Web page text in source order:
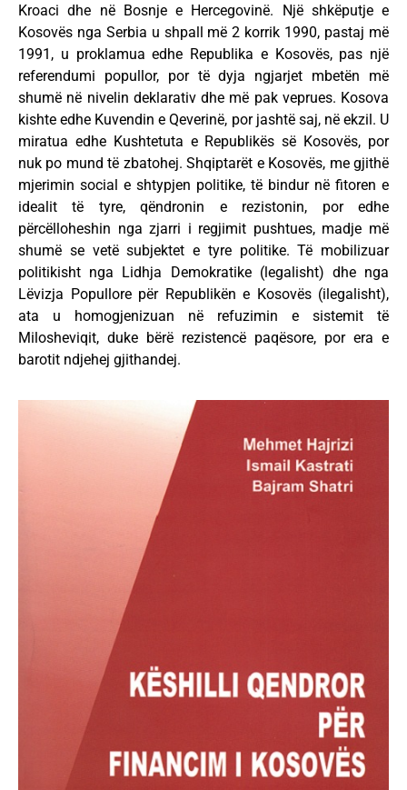
Kroaci dhe në Bosnje e Hercegovinë. Një shkëputje e
Kosovës nga Serbia u shpall më 2 korrik 1990, pastaj më
1991, u proklamua edhe Republika e Kosovës, pas një
referendumi popullor, por të dyja ngjarjet mbetën më
shumë në nivelin deklarativ dhe më pak veprues. Kosova
kishte edhe Kuvendin e Qeverinë, por jashtë saj, në ekzil. U
miratua edhe Kushtetuta e Republikës së Kosovës, por
nuk po mund të zbatohej. Shqiptarët e Kosovës, me gjithë
mjerimin social e shtypjen politike, të bindur në fitoren e
idealit të tyre, qëndronin e rezistonin, por edhe
përcëlloheshin nga zjarri i regjimit pushtues, madje më
shumë se vetë subjektet e tyre politike. Të mobilizuar
politikisht nga Lidhja Demokratike (legalisht) dhe nga
Lëvizja Popullore për Republikën e Kosovës (ilegalisht),
ata u homogjenizuan në refuzimin e sistemit të
Milosheviqit, duke bërë rezistencë paqësore, por era e
barotit ndjehej gjithandej.